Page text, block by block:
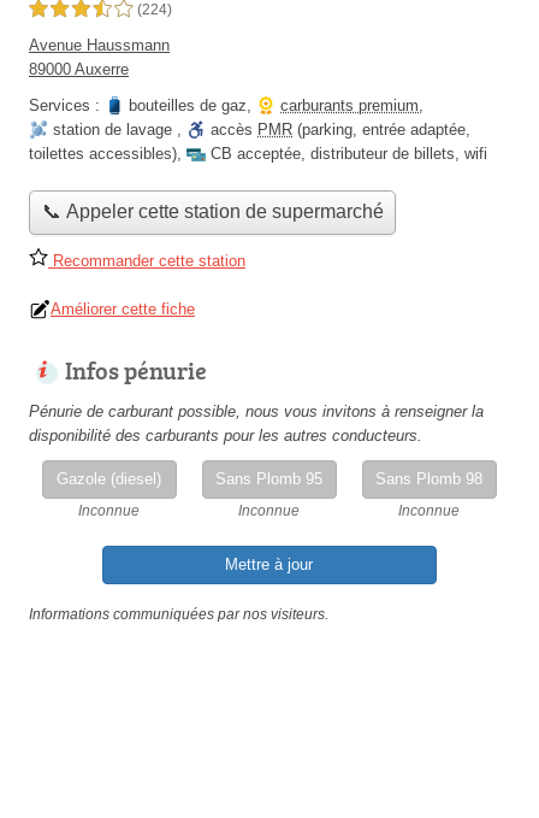
3,5 étoiles sur 5 (224)
Avenue Haussmann
89000 Auxerre
Services :
bouteilles de gaz, carburants premium,
station de lavage , accès PMR (parking, entrée adaptée,
toilettes accessibles), CB acceptée, distributeur de billets, wifi
📞 Appeler cette station de supermarché
Recommander cette station
Améliorer cette fiche
Infos pénurie
Pénurie de carburant possible, nous vous invitons à renseigner la
disponibilité des carburants pour les autres conducteurs.
Gazole (diesel)
Inconnue
Sans Plomb 95
Inconnue
Sans Plomb 98
Inconnue
Mettre à jour
Informations communiquées par nos visiteurs.